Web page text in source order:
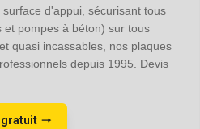
d'appui, sécurisant tous
pompes à béton) sur tous
quasi incassables, nos plaques
depuis 1995. Devis
gratuit 🠒